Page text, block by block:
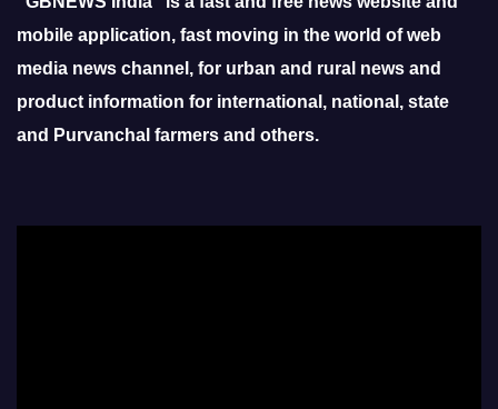
mobile application, fast moving in the world of web
media news channel, for urban and rural news and
product information for international, national, state
and Purvanchal farmers and others.